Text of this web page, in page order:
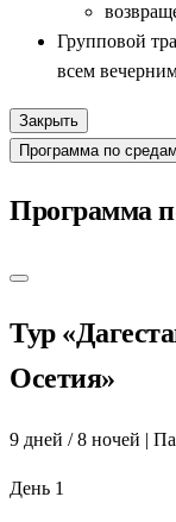
Групповой
всем
Закрыть
Программа по
Программа
Тур
Осетия»
9 дней / 8 ночей |
День 1